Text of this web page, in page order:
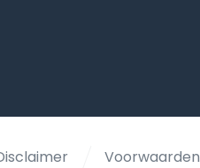
Voorwaarden